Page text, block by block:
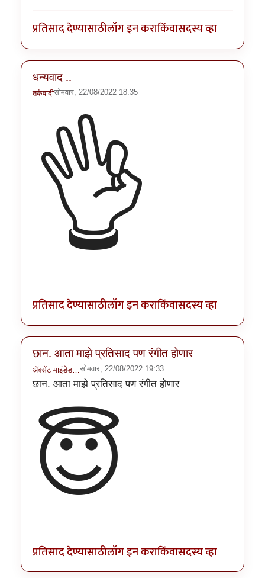
प्रतिसाद देण्यासाठीलॉग इन कराकिंवासदस्य व्हा
धन्यवाद ..
तर्कवादीसोमवार, 22/08/2022 18:35
👌
प्रतिसाद देण्यासाठीलॉग इन कराकिंवासदस्य व्हा
छान. आता माझे प्रतिसाद पण रंगीत होणार
ॲबसेंट माइंडेड… सोमवार, 22/08/2022 19:33
छान. आता माझे प्रतिसाद पण रंगीत होणार
😇
प्रतिसाद देण्यासाठीलॉग इन कराकिंवासदस्य व्हा